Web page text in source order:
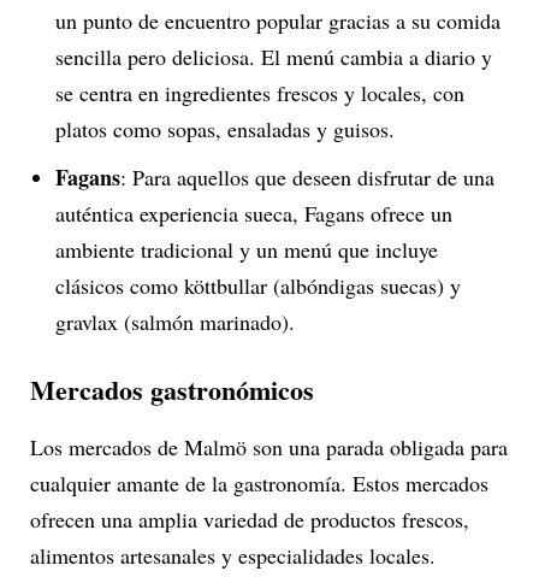
un punto de encuentro popular gracias a su comida
sencilla pero deliciosa. El menú cambia a diario y
se centra en ingredientes frescos y locales, con
platos como sopas, ensaladas y guisos.
Fagans: Para aquellos que deseen disfrutar de una
auténtica experiencia sueca, Fagans ofrece un
ambiente tradicional y un menú que incluye
clásicos como köttbullar (albóndigas suecas) y
gravlax (salmón marinado).
Mercados gastronómicos
Los mercados de Malmö son una parada obligada para
cualquier amante de la gastronomía. Estos mercados
ofrecen una amplia variedad de productos frescos,
alimentos artesanales y especialidades locales.